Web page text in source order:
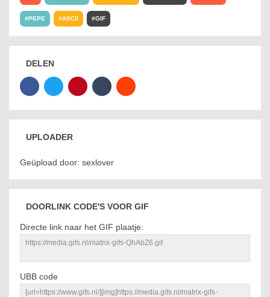
PEPE ASCII GIF
DELEN
UPLOADER
Geüpload door: sexlover
DOORLINK CODE'S VOOR GIF
Directe link naar het GIF plaatje:
UBB code